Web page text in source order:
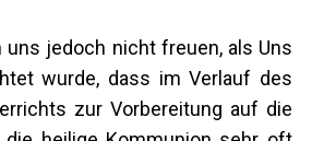
uns jedoch nicht freuen, als Uns
wurde, dass im Verlauf des
zur Vorbereitung auf die